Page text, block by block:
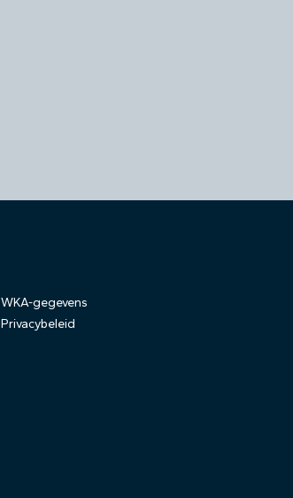
WKA-gegevens
Privacybeleid